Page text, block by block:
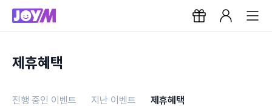
제휴혜택
진행 중인 이벤트 지난 이벤트 제휴혜택